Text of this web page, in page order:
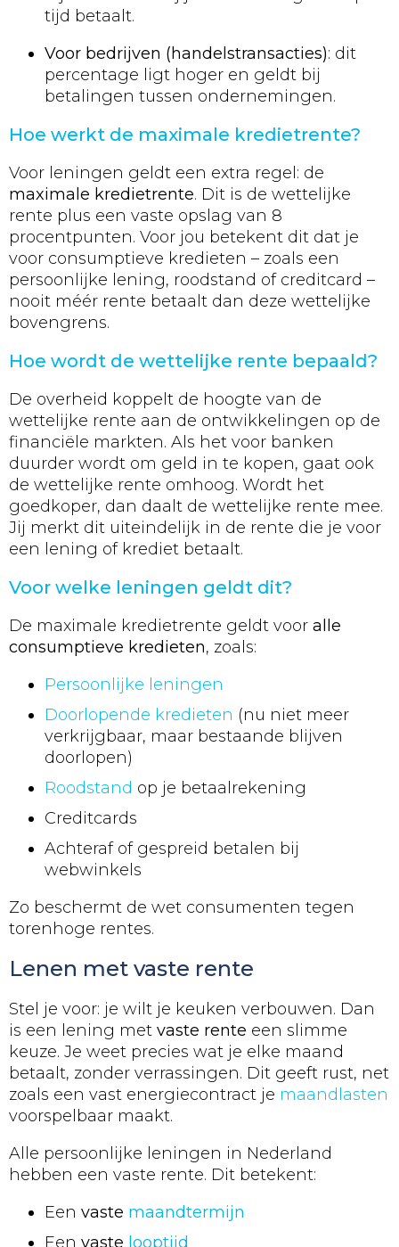
tijd betaalt.
Voor bedrijven (handelstransacties): dit
percentage ligt hoger en geldt bij
betalingen tussen ondernemingen.
Hoe werkt de maximale kredietrente?
Voor leningen geldt een extra regel: de
maximale kredietrente. Dit is de wettelijke
rente plus een vaste opslag van 8
procentpunten. Voor jou betekent dit dat je
voor consumptieve kredieten – zoals een
persoonlijke lening, roodstand of creditcard –
nooit méér rente betaalt dan deze wettelijke
bovengrens.
Hoe wordt de wettelijke rente bepaald?
De overheid koppelt de hoogte van de
wettelijke rente aan de ontwikkelingen op de
financiële markten. Als het voor banken
duurder wordt om geld in te kopen, gaat ook
de wettelijke rente omhoog. Wordt het
goedkoper, dan daalt de wettelijke rente mee.
Jij merkt dit uiteindelijk in de rente die je voor
een lening of krediet betaalt.
Voor welke leningen geldt dit?
De maximale kredietrente geldt voor alle
consumptieve kredieten, zoals:
Persoonlijke leningen
Doorlopende kredieten (nu niet meer
verkrijgbaar, maar bestaande blijven
doorlopen)
Roodstand op je betaalrekening
Creditcards
Achteraf of gespreid betalen bij
webwinkels
Zo beschermt de wet consumenten tegen
torenhoge rentes.
Lenen met vaste rente
Stel je voor: je wilt je keuken verbouwen. Dan
is een lening met vaste rente een slimme
keuze. Je weet precies wat je elke maand
betaalt, zonder verrassingen. Dit geeft rust, net
zoals een vast energiecontract je maandlasten
voorspelbaar maakt.
Alle persoonlijke leningen in Nederland
hebben een vaste rente. Dit betekent:
Een vaste maandtermijn
Een vaste looptijd